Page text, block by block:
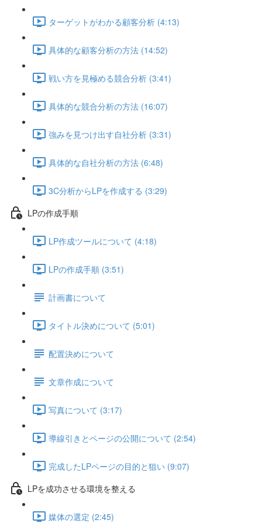
ターゲットがわかる顧客分析 (4:13)
具体的な顧客分析の方法 (14:52)
戦い方を見極める競合分析 (3:41)
具体的な競合分析の方法 (16:07)
強みを見つけ出す自社分析 (3:31)
具体的な自社分析の方法 (6:48)
3C分析からLPを作成する (3:29)
LPの作成手順
LP作成ツールについて (4:18)
LPの作成手順 (3:51)
計画書について
タイトル決めについて (5:01)
配置決めについて
文章作成について
写真について (3:17)
導線引きとページの公開について (2:54)
完成したLPページの目的と狙い (9:07)
LPを成功させる環境を整える
媒体の選定 (2:45)